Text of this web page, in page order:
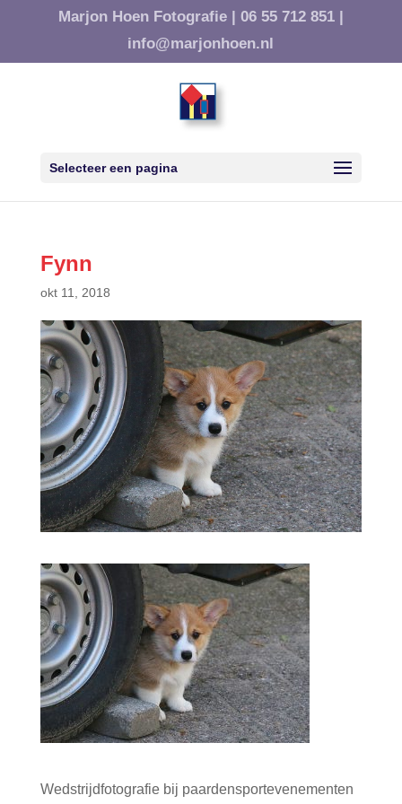
Marjon Hoen Fotografie | 06 55 712 851 |
info@marjonhoen.nl
Selecteer een pagina
Fynn
okt 11, 2018
Wedstrijdfotografie bij paardensportevenementen